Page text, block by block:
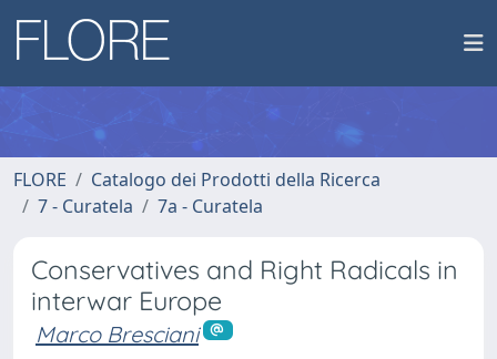
FLORE
Catalogo dei Prodotti della Ricerca
7 - Curatela
7a - Curatela
Conservatives and Right Radicals in
interwar Europe
Marco Bresciani